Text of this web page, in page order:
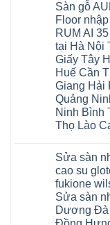
Sàn gỗ
Floor
RUM AI
tại Hà Nội
Giấy Tây
Huế Cần
Giang Hải
Quảng
Ninh Bình
Thọ Lào
bình
luận
ở
Sàn
gỗ
AURUM
Floor
Báo
Sửa sàn
cao su
fukione
Sửa sàn
Dương Đà